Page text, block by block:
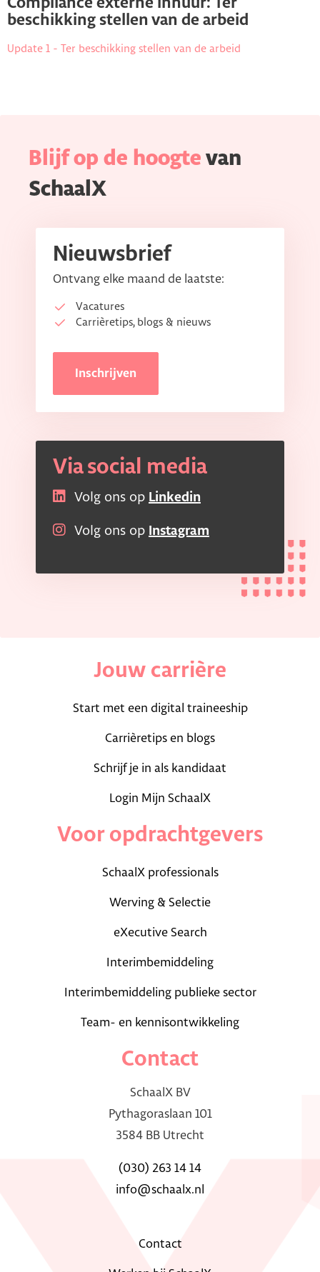
Compliance externe inhuur: Ter
beschikking stellen van de arbeid
Update 1 - Ter beschikking stellen van de arbeid
Blijf op de hoogte van
SchaalX
Nieuwsbrief
Ontvang elke maand de laatste:
Vacatures
Carrièretips, blogs & nieuws
Inschrijven
Via social media
Volg ons op Linkedin
Volg ons op Instagram
Jouw carrière
Start met een digital traineeship
Carrièretips en blogs
Schrijf je in als kandidaat
Login Mijn SchaalX
Voor opdrachtgevers
SchaalX professionals
Werving & Selectie
eXecutive Search
Interimbemiddeling
Interimbemiddeling publieke sector
Team- en kennisontwikkeling
Contact
SchaalX BV
Pythagoraslaan 101
3584 BB Utrecht
(030) 263 14 14
info@schaalx.nl
Contact